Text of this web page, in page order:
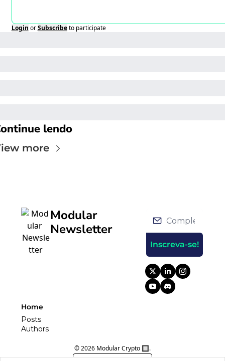
Login or Subscribe to participate
lendo
more
Modular
Newsletter
Inscreva-se!
Home
Posts
Authors
© 2026 Modular Crypto 🔲.